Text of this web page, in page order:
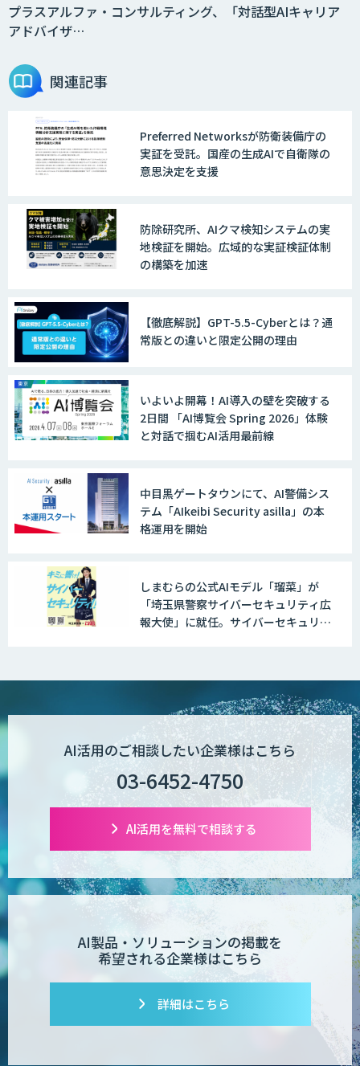
プラスアルファ・コンサルティング、「対話型AIキャリア
アドバイザ…
関連記事
Preferred Networksが防衛装備庁の
実証を受託。国産の生成AIで自衛隊の
意思決定を支援
防除研究所、AIクマ検知システムの実
地検証を開始。広域的な実証検証体制
の構築を加速
【徹底解説】GPT-5.5-Cyberとは？通
常版との違いと限定公開の理由
いよいよ開幕！AI導入の壁を突破する
2日間 「AI博覧会 Spring 2026」体験
と対話で掴むAI活用最前線
中目黒ゲートタウンにて、AI警備シス
テム「AIkeibi Security asilla」の本
格運用を開始
しまむらの公式AIモデル「瑠菜」が
「埼玉県警察サイバーセキュリティ広
報大使」に就任。サイバーセキュリテ
AI活用のご相談したい企業様はこちら
03-6452-4750
AI活用を無料で相談する
AI製品・ソリューションの掲載を
希望される企業様はこちら
詳細はこちら